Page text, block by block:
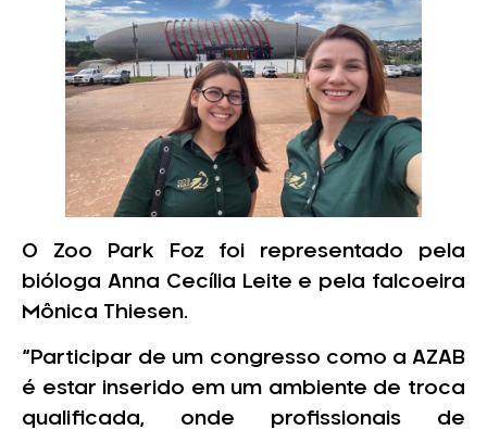
O Zoo Park Foz foi representado pela
bióloga Anna Cecília Leite e pela falcoeira
Mônica Thiesen.
“Participar de um congresso como a AZAB
é estar inserido em um ambiente de troca
qualificada, onde profissionais de